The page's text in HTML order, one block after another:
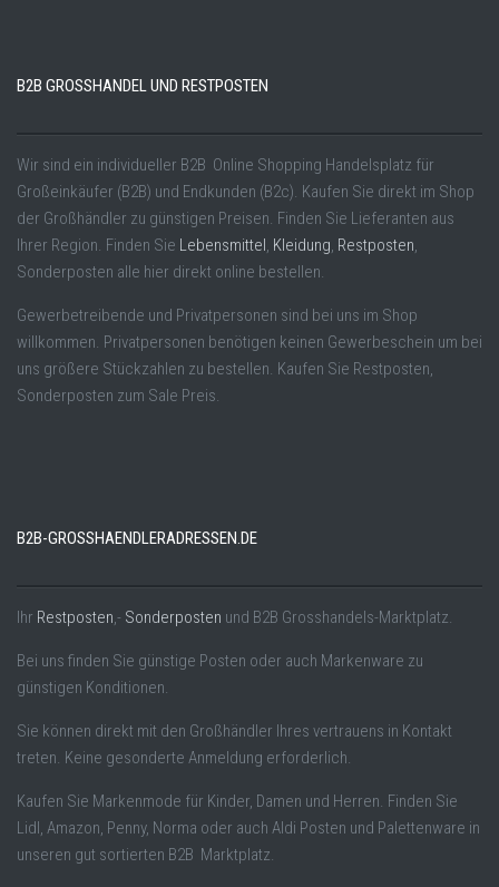
B2B GROSSHANDEL UND RESTPOSTEN
Wir sind ein individueller B2B Online Shopping Handelsplatz für
Großeinkäufer (B2B) und Endkunden (B2c). Kaufen Sie direkt im Shop
der Großhändler zu günstigen Preisen. Finden Sie Lieferanten aus
Ihrer Region. Finden Sie Lebensmittel , Kleidung, Restposten,
Sonderposten alle hier direkt online bestellen.
Gewerbetreibende und Privatpersonen sind bei uns im Shop
willkommen. Privatpersonen benötigen keinen Gewerbeschein um bei
uns größere Stückzahlen zu bestellen. Kaufen Sie Restposten,
Sonderposten zum Sale Preis.
B2B-GROSSHAENDLERADRESSEN.DE
Ihr Restposten,- Sonderposten und B2B Grosshandels-Marktplatz.
Bei uns finden Sie günstige Posten oder auch Markenware zu
günstigen Konditionen.
Sie können direkt mit den Großhändler Ihres vertrauens in Kontakt
treten. Keine gesonderte Anmeldung erforderlich.
Kaufen Sie Markenmode für Kinder, Damen und Herren. Finden Sie
Lidl, Amazon, Penny, Norma oder auch Aldi Posten und Palettenware in
unseren gut sortierten B2B Marktplatz.